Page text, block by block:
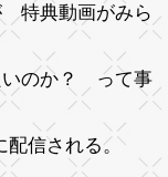
特典動画がみら
いのか？ って事
配信される。